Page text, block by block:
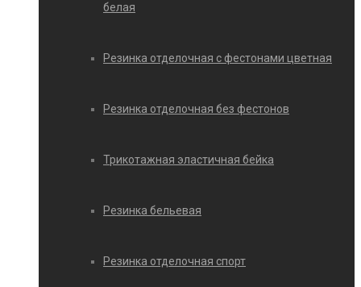
белая
Резинка отделочная с фестонами цветная
Резинка отделочная без фестонов
Трикотажная эластичная бейка
Резинка бельевая
Резинка отделочная спорт